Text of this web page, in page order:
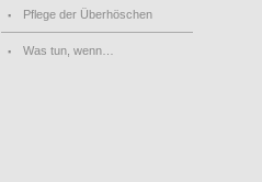
Pflege der Überhöschen
Was tun, wenn…